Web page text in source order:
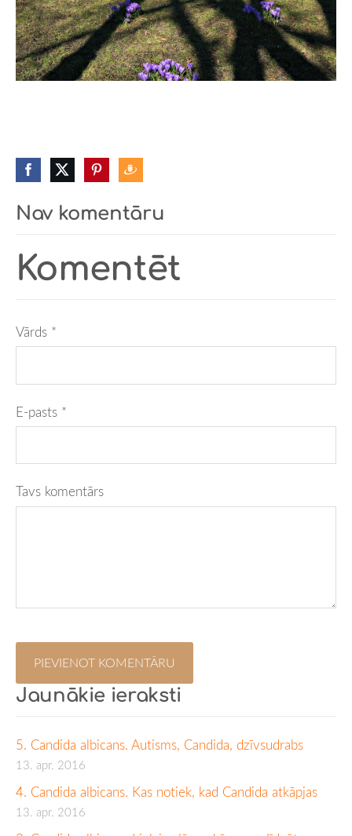
Jaunākie ieraksti
5. Candida albicans. Autisms, Candida, dzīvsudrabs
13. apr. 2016
4. Candida albicans. Kas notiek, kad Candida atkāpjas
13. apr. 2016
Nav komentāru
Komentēt
Vārds *
E-pasts *
Tavs komentārs